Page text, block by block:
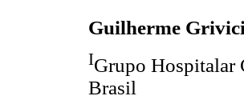
Guilherme
IGrupo Hospitalar
Brasil